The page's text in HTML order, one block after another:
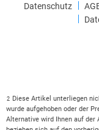
Datenschutz
2
Diese Artikel unterliegen
wurde aufgehoben oder der
Alternative wird Ihnen auf der